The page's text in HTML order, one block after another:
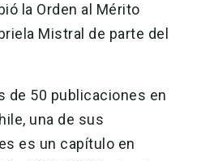
la Orden al Mérito
Mistral de parte del
de 50 publicaciones en
una de sus
es un capítulo en